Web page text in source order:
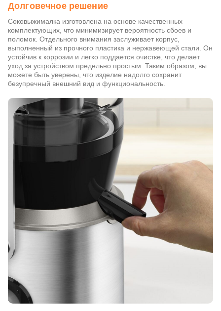
Долговечное решение
Соковыжималка изготовлена на основе качественных
комплектующих, что минимизирует вероятность сбоев и
поломок. Отдельного внимания заслуживает корпус,
выполненный из прочного пластика и нержавеющей стали. Он
устойчив к коррозии и легко поддается очистке, что делает
уход за устройством предельно простым. Таким образом, вы
можете быть уверены, что изделие надолго сохранит
безупречный внешний вид и функциональность.